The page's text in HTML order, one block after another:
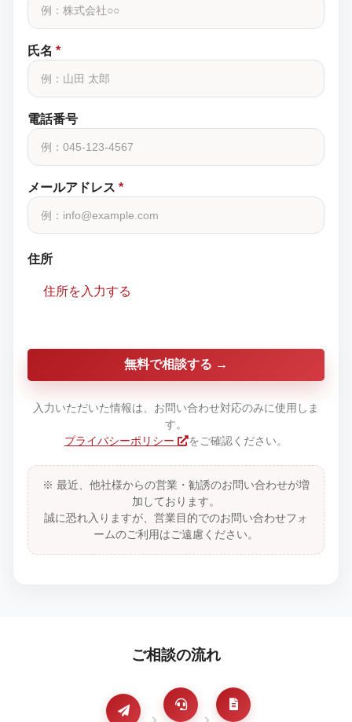
氏名 *
電話番号
メールアドレス *
住所
住所を入力する
無料で相談する
入力いただいた情報は、お問い合わせ対応のみに使用しま
す。
プライバシーポリシー
をご確認ください。
※ 最近、他社様からの営業・勧誘のお問い合わせが増
加しております。
誠に恐れ入りますが、営業目的でのお問い合わせフォ
ームのご利用はご遠慮ください。
ご相談の流れ